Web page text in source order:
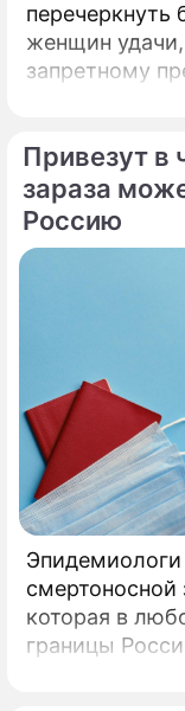
перечеркнуть
женщин удачи,
запретному
православная
Ермолая,
Привезут в
зараза
Россию
Эпидемиологи
смертоносной
которая в
границы